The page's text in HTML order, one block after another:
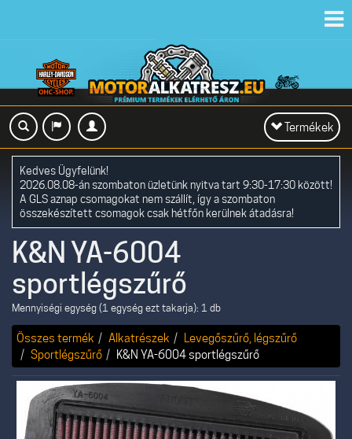
Toggle
navigation
Termékek
Kedves Ügyfelünk!
2026.08.08-án szombaton üzletünk nyitva tart 9:30-17:30 között!
A GLS aznap csomagokat nem szállít, így a szombaton
összekészített csomagok csak hétfőn kerülnek átadásra!
K&N YA-6004
sportlégszűrő
Mennyiségi egység (1 egység ezt takarja): 1 db
Összes termék Alkatrészek
Levegőszűrő, légszűrő
Sportlégszűrő
K&N YA-6004 sportlégszűrő